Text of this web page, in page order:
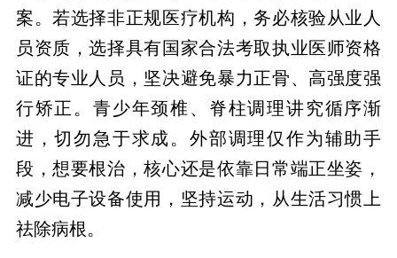
案。若选择非正规医疗机构，务必核验从业人
员资质，选择具有国家合法考取执业医师资格
证的专业人员，坚决避免暴力正骨、高强度强
行矫正。青少年颈椎、脊柱调理讲究循序渐
进，切勿急于求成。外部调理仅作为辅助手
段，想要根治，核心还是依靠日常端正坐姿，
减少电子设备使用，坚持运动，从生活习惯上
祛除病根。